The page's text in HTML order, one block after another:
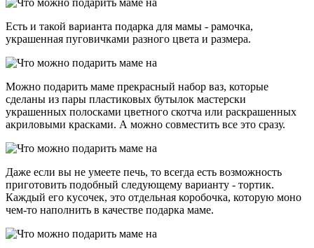
Есть и такой варианта подарка для мамы - рамочка,
украшенная пуговичками разного цвета и размера.
Можно подарить маме прекрасный набор ваз, которые
сделаны из пары пластиковых бутылок мастерски
украшенных полосками цветного скотча или раскрашенных
акриловыми красками. А можно совместить все это сразу.
Даже если вы не умеете печь, то всегда есть возможность
приготовить подобный следующему варианту - тортик.
Каждый его кусочек, это отдельная коробочка, которую моно
чем-то наполнить в качестве подарка маме.